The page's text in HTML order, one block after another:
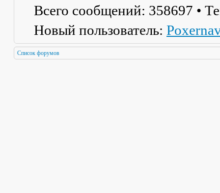
Всего сообщений: 358697 •
Новый пользователь:
Список форумов